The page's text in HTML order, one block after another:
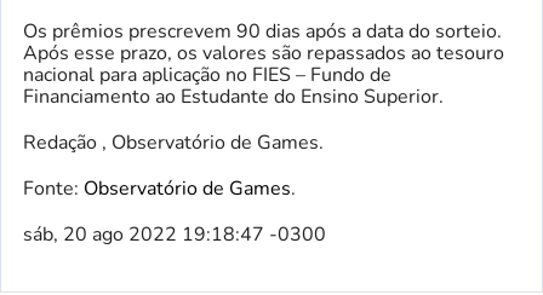
Os prêmios prescrevem 90 dias após a data do sorteio.
Após esse prazo, os valores são repassados ao tesouro
nacional para aplicação no FIES – Fundo de
Financiamento ao Estudante do Ensino Superior.
Redação , Observatório de Games.
Fonte: Observatório de Games.
sáb, 20 ago 2022 19:18:47 -0300